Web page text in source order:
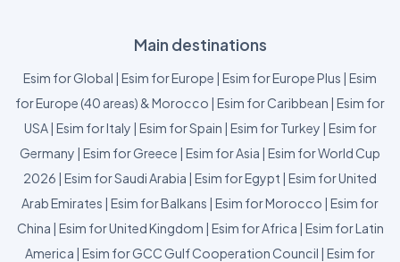
Main destinations
Esim for Global | Esim for Europe | Esim for Europe Plus | Esim
for Europe (40 areas) & Morocco | Esim for Caribbean | Esim for
USA| Esim for Italy | Esim for Spain | Esim for Turkey | Esim for
Germany | Esim for Greece | Esim for Asia | Esim for World Cup
2026 | Esim for Saudi Arabia | Esim for Egypt | Esim for United
Arab Emirates | Esim for Balkans | Esim for Morocco | Esim for
China | Esim for United Kingdom | Esim for Africa | Esim for Latin
America | Esim for GCC Gulf Cooperation Council | Esim for